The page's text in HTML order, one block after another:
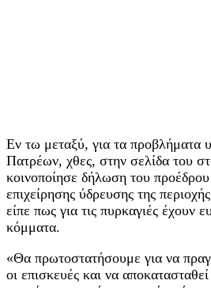
Εν τω μεταξύ, για τα προβλήματα
Πατρέων, χθες, στην σελίδα του
κοινοποίησε δήλωση του προέδρου
επιχείρησης ύδρευσης της
είπε πως για τις πυρκαγιές έχουν
κόμματα.
«Θα πρωτοστατήσουμε για να
οι επισκευές και να